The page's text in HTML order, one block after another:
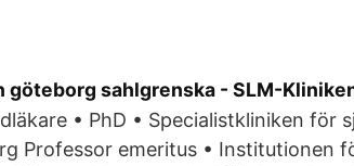
göteborg sahlgrenska - SLM-
• PhD • Specialistkliniken för
Professor emeritus • Institutionen